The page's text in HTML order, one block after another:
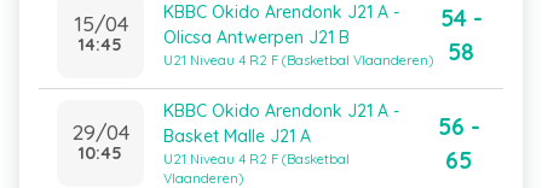
15/04
14:45
KBBC Okido Arendonk J21 A -
Olicsa Antwerpen J21 B
U21 Niveau 4 R2 F (Basketbal Vlaanderen)
54 -
58
29/04
10:45
KBBC Okido Arendonk J21 A -
Basket Malle J21 A
U21 Niveau 4 R2 F (Basketbal
Vlaanderen)
56 -
65